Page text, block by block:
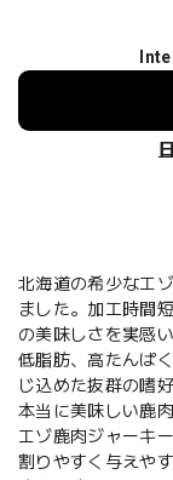
北海道の希少なエ
ました。加工時間
の美味しさを実感
低脂肪、高たんぱ
じ込めた抜群の嗜好
本当に美味しい鹿
エゾ鹿肉ジャーキー
割りやすく与えや